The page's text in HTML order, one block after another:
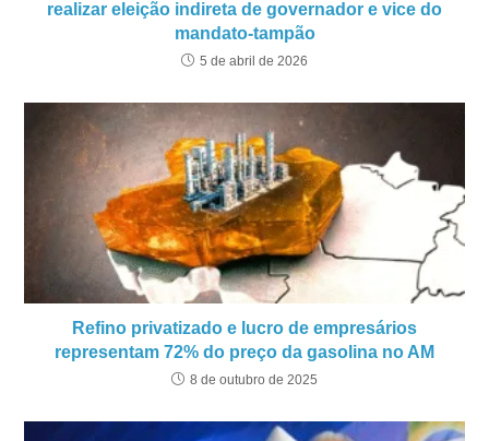
realizar eleição indireta de governador e vice do
mandato-tampão
5 de abril de 2026
Refino privatizado e lucro de empresários
representam 72% do preço da gasolina no AM
8 de outubro de 2025